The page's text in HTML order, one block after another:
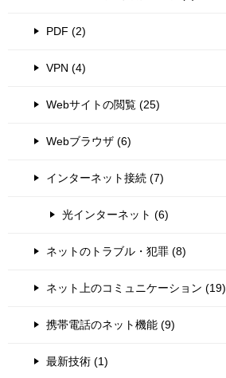
PDF (2)
VPN (4)
Webサイトの閲覧 (25)
Webブラウザ (6)
インターネット接続 (7)
光インターネット (6)
ネットのトラブル・犯罪 (8)
ネット上のコミュニケーション (19)
携帯電話のネット機能 (9)
最新技術 (1)